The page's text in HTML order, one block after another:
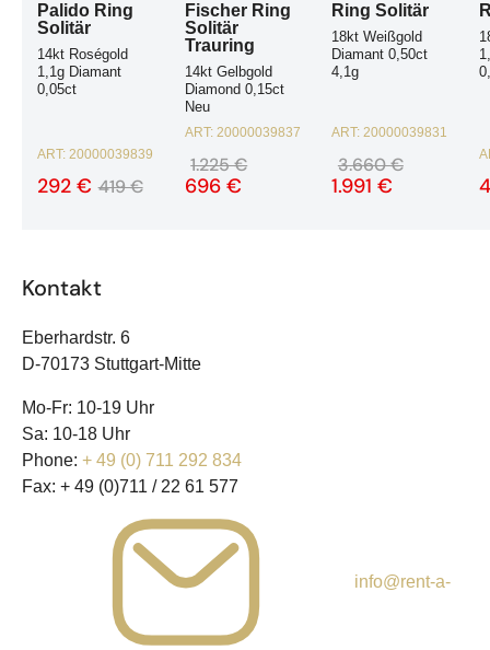
Palido Ring
Solitär
14kt Roségold
1,1g Diamant
0,05ct
ART: 20000039839
419 €
292 €
Fischer Ring
Solitär
Trauring
14kt Gelbgold
Diamond 0,15ct
Neu
ART: 20000039837
1.225 €
696 €
Ring Solitär
18kt Weißgold
Diamant 0,50ct
4,1g
ART:20000039831
3.660 €
1.991 €
Kontakt
Eberhardstr. 6
D-70173 Stuttgart-Mitte
Mo-Fr: 10-19 Uhr
Sa: 10-18 Uhr
Phone: + 49 (0) 711 292 834
Fax: + 49 (0)711 / 22 61 577
info@rent-a-